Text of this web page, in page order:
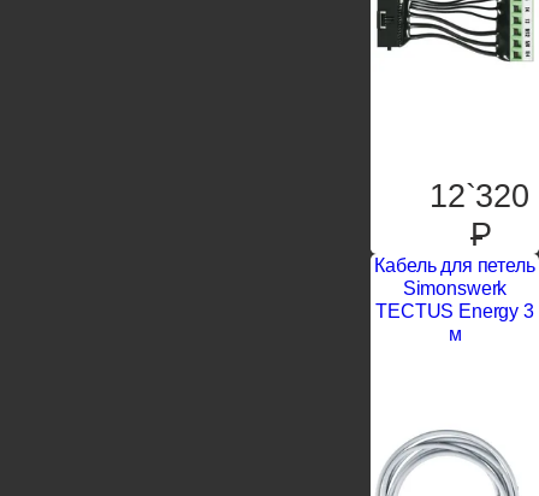
12`320
P
Кабель для петель
Simonswerk
TECTUS Energy 3
м